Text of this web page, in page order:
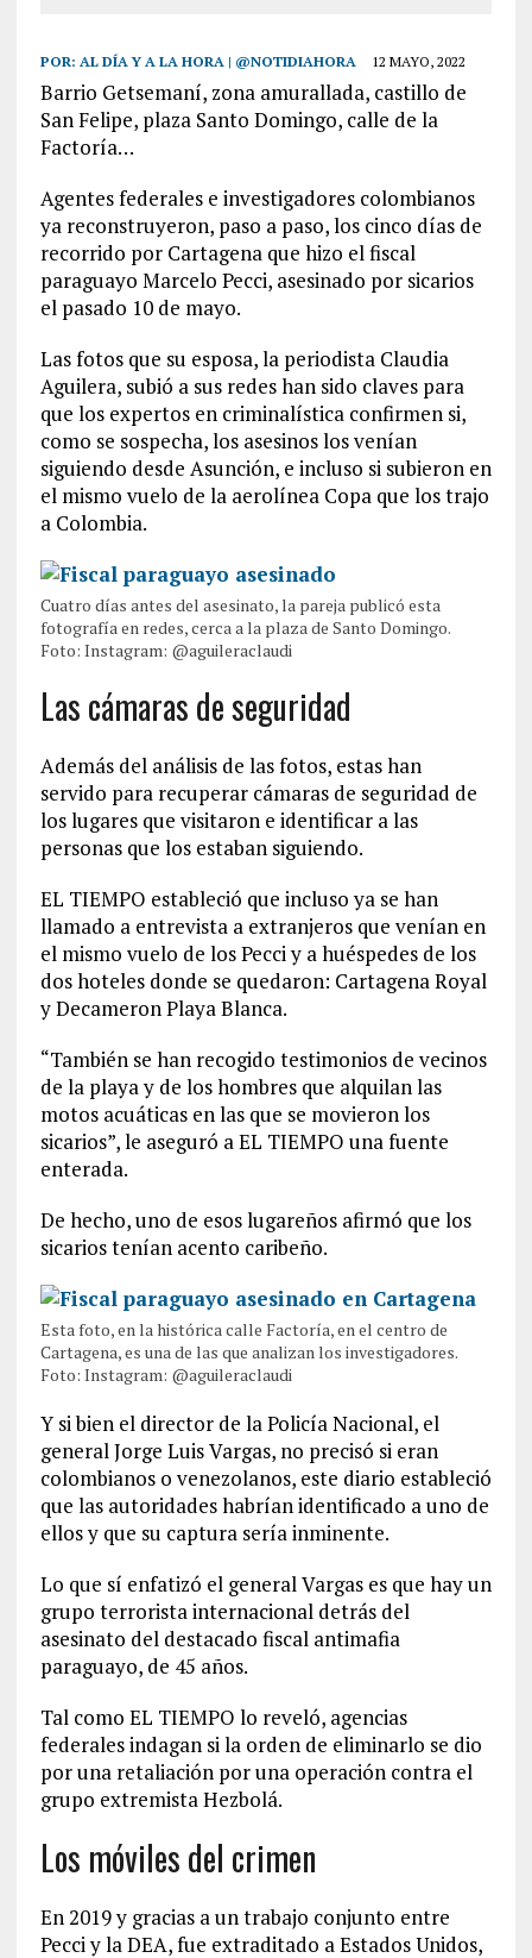
POR: AL DÍA Y A LA HORA | @NOTIDIAHORA 12 MAYO, 2022
Barrio Getsemaní, zona amurallada, castillo de
San Felipe, plaza Santo Domingo, calle de la
Factoría…
Agentes federales e investigadores colombianos
ya reconstruyeron, paso a paso, los cinco días de
recorrido por Cartagena que hizo el fiscal
paraguayo Marcelo Pecci, asesinado por sicarios
el pasado 10 de mayo.
Las fotos que su esposa, la periodista Claudia
Aguilera, subió a sus redes han sido claves para
que los expertos en criminalística confirmen si,
como se sospecha, los asesinos los venían
siguiendo desde Asunción, e incluso si subieron en
el mismo vuelo de la aerolínea Copa que los trajo
a Colombia.
Cuatro días antes del asesinato, la pareja publicó esta
fotografía en redes, cerca a la plaza de Santo Domingo.
Foto: Instagram: @aguileraclaudi
Las cámaras de seguridad
Además del análisis de las fotos, estas han
servido para recuperar cámaras de seguridad de
los lugares que visitaron e identificar a las
personas que los estaban siguiendo.
EL TIEMPO estableció que incluso ya se han
llamado a entrevista a extranjeros que venían en
el mismo vuelo de los Pecci y a huéspedes de los
dos hoteles donde se quedaron: Cartagena Royal
y Decameron Playa Blanca.
“También se han recogido testimonios de vecinos
de la playa y de los hombres que alquilan las
motos acuáticas en las que se movieron los
sicarios”, le aseguró a EL TIEMPO una fuente
enterada.
De hecho, uno de esos lugareños afirmó que los
sicarios tenían acento caribeño.
Esta foto, en la histórica calle Factoría, en el centro de
Cartagena, es una de las que analizan los investigadores.
Foto: Instagram: @aguileraclaudi
Y si bien el director de la Policía Nacional, el
general Jorge Luis Vargas, no precisó si eran
colombianos o venezolanos, este diario estableció
que las autoridades habrían identificado a uno de
ellos y que su captura sería inminente.
Lo que sí enfatizó el general Vargas es que hay un
grupo terrorista internacional detrás del
asesinato del destacado fiscal antimafia
paraguayo, de 45 años.
Tal como EL TIEMPO lo reveló, agencias
federales indagan si la orden de eliminarlo se dio
por una retaliación por una operación contra el
grupo extremista Hezbolá.
Los móviles del crimen
En 2019 y gracias a un trabajo conjunto entre
Pecci y la DEA, fue extraditado a Estados Unidos,